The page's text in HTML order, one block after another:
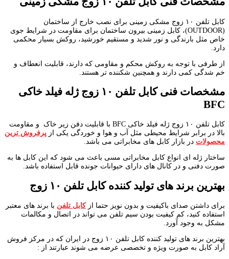
کابل تلفن ۱۰ زوج مشکی زمینی برای نصب خارج از ساختمان
(OUTDOOR)، کابل زمینی بیرون ساختمان برای مقاومت در شرایط جوی
خاص مثل بارندگی و نور شدید و مستقیم خورشید، روکش بسیار محکمی
دارد.
از طرفی با توجه به روکش محکم و مقاومی که دارند، قابلیت انعطاف و
خم شدگی کمی دارند و همچنین شکننده تر هستند.
مشخصات فنی کابل تلفن ۱۰ زوج ژله فیلد خاکی
BFC
کابل تلفن ۱۰ زوج ژله فیلد خاکی BFC با قابلیت دفن زیر خاک و مقاومت
بالا در برابر شرایط محیطی مثل آب و هوا و خوردگی یکی از پرفروش ترین
محصولات در بازار کابل های مخابراتی می باشد.
ساختار ژله ای انواع کابل مخابراتی مسی باعث می شود که این کابل ها به
صورت دفنی و در کانال های دارای حیوانات جونده قابل استفاده باشد.
بهترین برند های تولید کننده کابل تلفن ۱۰ زوج
برای داشتن صدای باکیفیت و بدون نویز حتما ازکابل تلفن با برند های معتبر
استفاده کنید، کم کیفیت بودن سیم تلفن می تواند در اتصال و مکالمات
مشکل به وجود آورد.
بهترین برند های تولید کننده کابل تلفن ۱۰ زوج در ایران که در مرکز فروش
آراد کابل به صورت ویژه و تخصصی عرضه می شوند عبارتند از :